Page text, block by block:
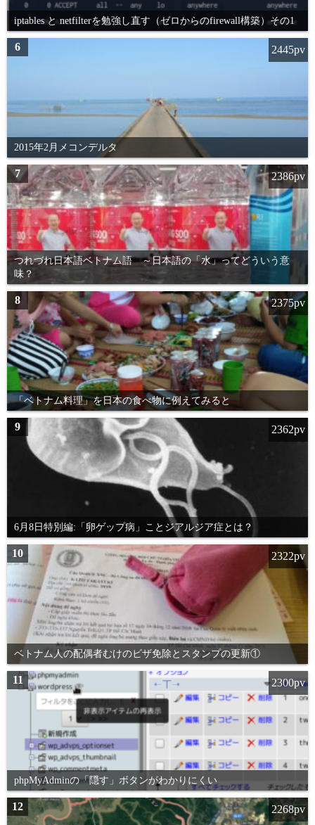
iptables と netfilterを勉強し直す（ゼロからのfirewall構築）その1
6
2015年2月メコンデルタ
2445pv
7
つれづれ日本語ベトナム語 ～日本語の「水」ってどういう意
味？
2386pv
8
「ベトナム料理」を日本の食べ物に例えてみると
2375pv
9
6月8日特別編:「卵ゲップ病」ことジアルジア症とは？
2362pv
10
ベトナム人の配偶者むけのビザ免除とスタンプの更新①
2322pv
11
phpMyAdminの「隠す」ボタンがわかりにくい
2300pv
12 2268pv